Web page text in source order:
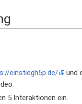
einstiegh5p.de/
und
5 Interaktionen ein.